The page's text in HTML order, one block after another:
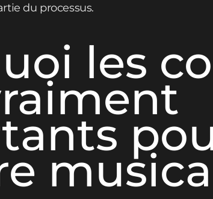
du processus.
les